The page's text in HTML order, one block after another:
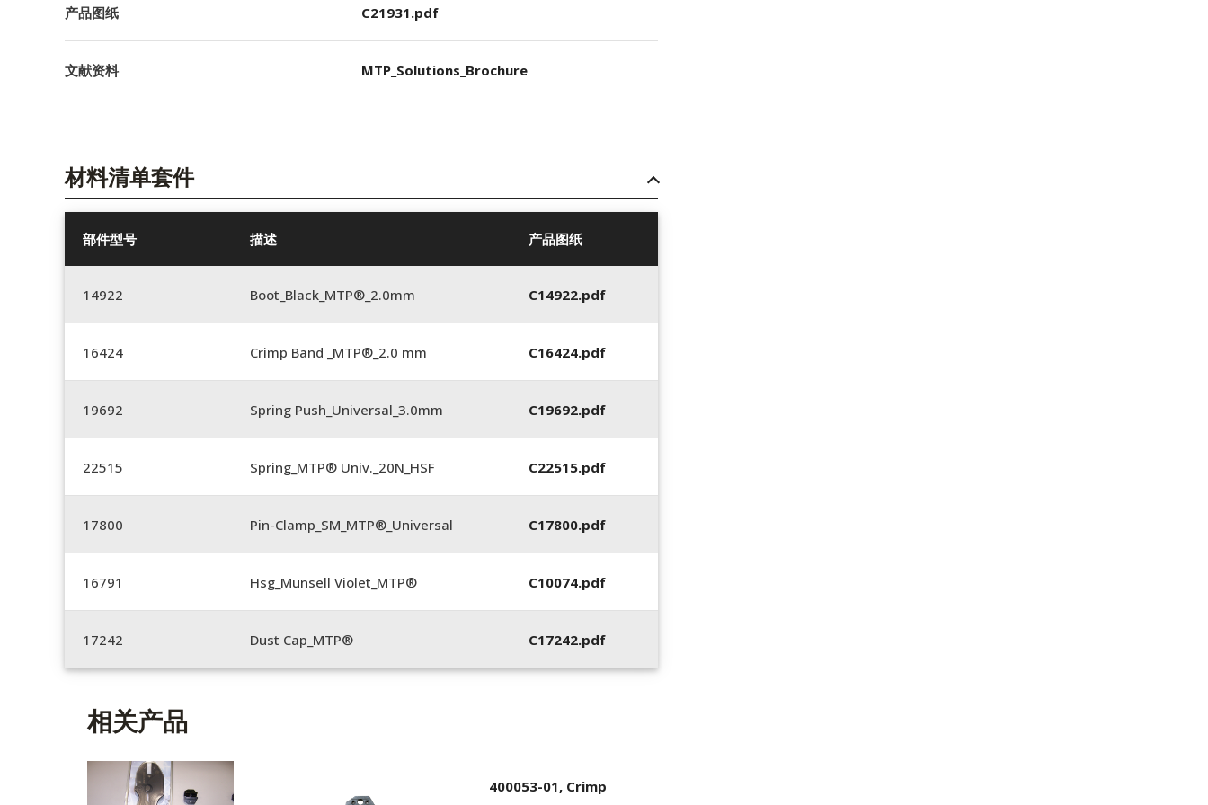
产品图纸 C21931.pdf
文献资料 MTP_Solutions_Brochure
材料清单套件
部件型号 描述 产品图纸
14922 Boot_Black_MTP®_2.0mm C14922.pdf
16424 Crimp Band _MTP®_2.0 mm C16424.pdf
19692 Spring Push_Universal_3.0mm C19692.pdf
22515 Spring_MTP® Univ._20N_HSF C22515.pdf
17800 Pin-Clamp_SM_MTP®_Universal C17800.pdf
16791 Hsg_Munsell Violet_MTP® C10074.pdf
17242 Dust Cap_MTP® C17242.pdf
相关产品
400053-01, Crimp